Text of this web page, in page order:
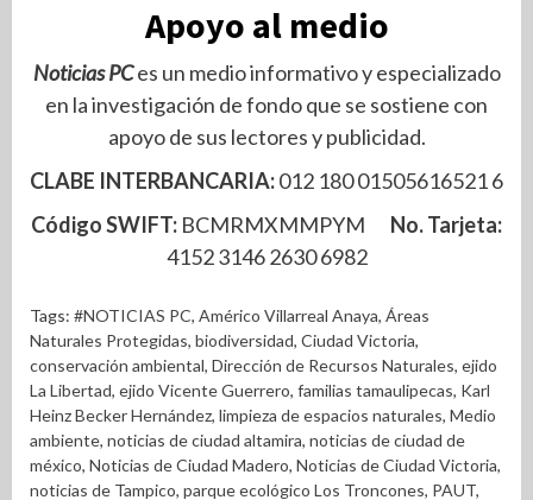
Apoyo al medio
Noticias PCes un medio informativo y especializado
en la investigación de fondo que se sostiene con
apoyo de sus lectores y publicidad.
CLABE INTERBANCARIA:012 180 01505616521 6
Código SWIFT: BCMRMXMMPYM No. Tarjeta:
4152 3146 2630 6982
Tags: #NOTICIAS PC, Américo Villarreal Anaya, Áreas
Naturales Protegidas, biodiversidad, Ciudad Victoria,
conservación ambiental, Dirección de Recursos Naturales, ejido
La Libertad, ejido Vicente Guerrero, familias tamaulipecas, Karl
Heinz Becker Hernández, limpieza de espacios naturales, Medio
ambiente, noticias de ciudad altamira, noticias de ciudad de
méxico, Noticias de Ciudad Madero, Noticias de Ciudad Victoria,
noticias de Tampico, parque ecológico Los Troncones, PAUT,